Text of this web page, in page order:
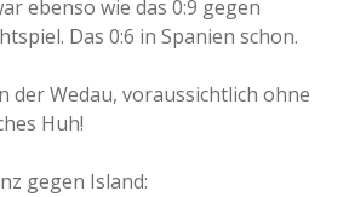
ebenso wie das 0:9 gegen
Das 0:6 in Spanien schon.
der Wedau, voraussichtlich ohne
Huh!
gegen Island: